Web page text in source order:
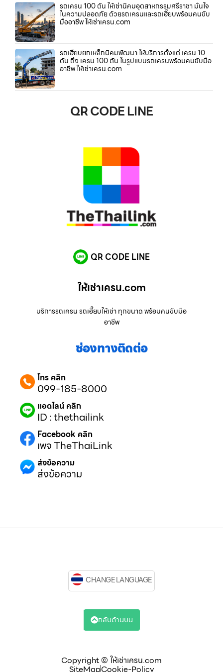
รถเครน 100 ตัน ให้เช่านิคมอุตสาหกรรมศรีราชา มั่นใจ
ในความปลอดภัย ด้วยรถเครนและรถเฮี๊ยบพร้อมคนขับ
มืออาชีพ ให้เช่าเครน.com
รถเฮี๊ยบยกเหล็กนิคมพัฒนา ให้บริการตั้งแต่ เครน 10
ตัน ถึง เครน 100 ตัน ในรูปแบบรถเครนพร้อมคนขับมือ
อาชีพ ให้เช่าเครน.com
QR CODE LINE
QR CODE LINE
ให้เช่าเครน.com
บริการรถเครน รถเฮี๊ยบให้เช่า ทุกขนาด พร้อมคนขับมือ
อาชีพ
ช่องทางติดต่อ
โทร คลิก
099-185-8000
แอดไลน์ คลิก
ID : thethailink
Facebook คลิก
เพจ TheThaiLink
ส่งข้อความ
ส่งข้อความ
Copyright © ให้เช่าเครน.com
SiteMapCookie-Policy
CHANGE LANGUAGE
กลับด้านบน